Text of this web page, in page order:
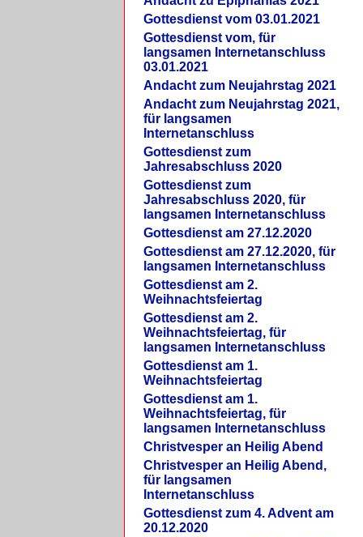
Gottesdienst vom 03.01.2021
Gottesdienst vom, für
langsamen Internetanschluss
03.01.2021
Andacht zum Neujahrstag 2021
Andacht zum Neujahrstag 2021,
für langsamen
Internetanschluss
Gottesdienst zum
Jahresabschluss 2020
Gottesdienst zum
Jahresabschluss 2020, für
langsamen Internetanschluss
Gottesdienst am 27.12.2020
Gottesdienst am 27.12.2020, für
langsamen Internetanschluss
Gottesdienst am 2.
Weihnachtsfeiertag
Gottesdienst am 2.
Weihnachtsfeiertag, für
langsamen Internetanschluss
Gottesdienst am 1.
Weihnachtsfeiertag
Gottesdienst am 1.
Weihnachtsfeiertag, für
langsamen Internetanschluss
Christvesper an Heilig Abend
Christvesper an Heilig Abend,
für langsamen
Internetanschluss
Gottesdienst zum 4. Advent am
20.12.2020